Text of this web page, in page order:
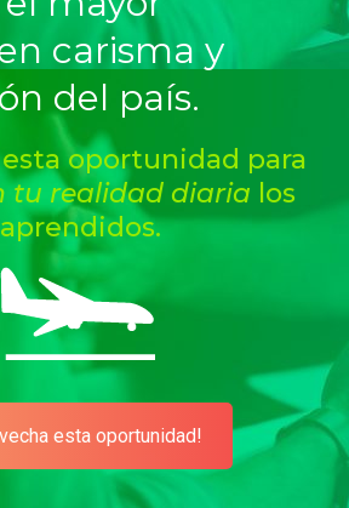
carisma y
del país.
oportunidad para
tu realidad diaria los
esta oportunidad!